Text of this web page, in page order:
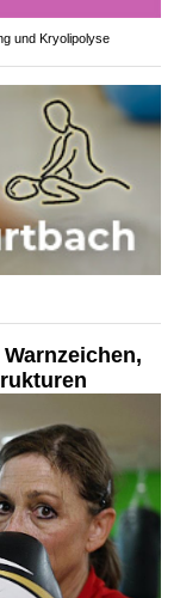
und Kryolipolyse